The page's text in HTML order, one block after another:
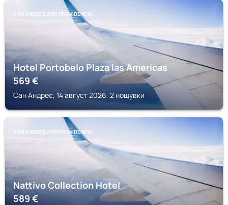
SAN ANDRES AND PROVIDENCIA
Hotel Portobelo Plaza las Ámericas
569€
Сан Андрес, 14 август 2026, 2 нощувки
SAN ANDRES AND PROVIDENCIA
Nattivo Collection Hotel
589€